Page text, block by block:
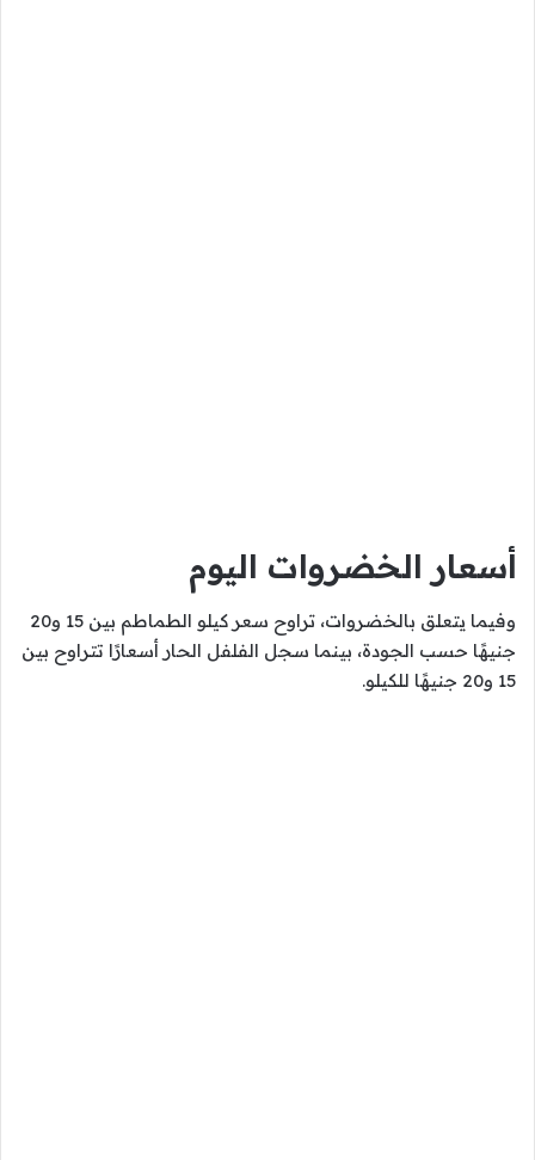
أسعار الخضروات اليوم
وفيما يتعلق بالخضروات، تراوح سعر كيلو الطماطم بين 15 و20
جنيهًا حسب الجودة، بينما سجل الفلفل الحار أسعارًا تتراوح بين
15 و20 جنيهًا للكيلو.